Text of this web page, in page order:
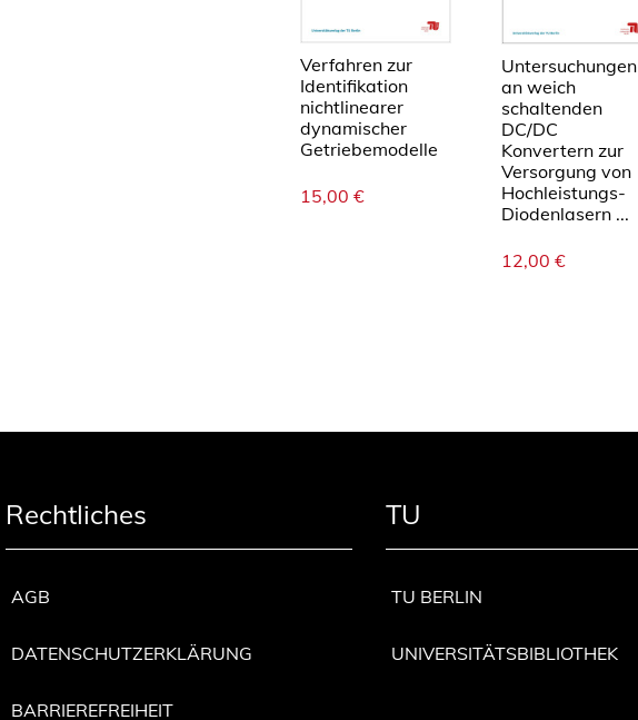
Verfahren zur
Identifikation
nichtlinearer
dynamischer
Getriebemodelle
15,00 €
Untersuchungen
an weich
schaltenden
DC/DC
Konvertern zur
Versorgung von
Hochleistungs-
Diodenlasern ...
12,00 €
Rechtliches
AGB
DATENSCHUTZERKLÄRUNG
BARRIEREFREIHEIT
TU
TU BERLIN
UNIVERSITÄTSBIBLIOTHEK